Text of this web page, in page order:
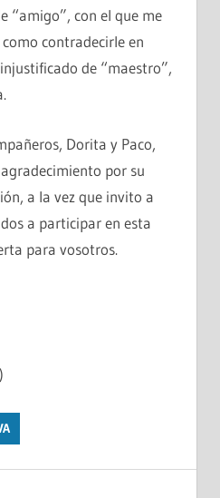
“amigo”, con el que me
contradecirle en
de “maestro”,
Dorita y Paco,
por su
a la vez que invito a
a participar en esta
para vosotros.